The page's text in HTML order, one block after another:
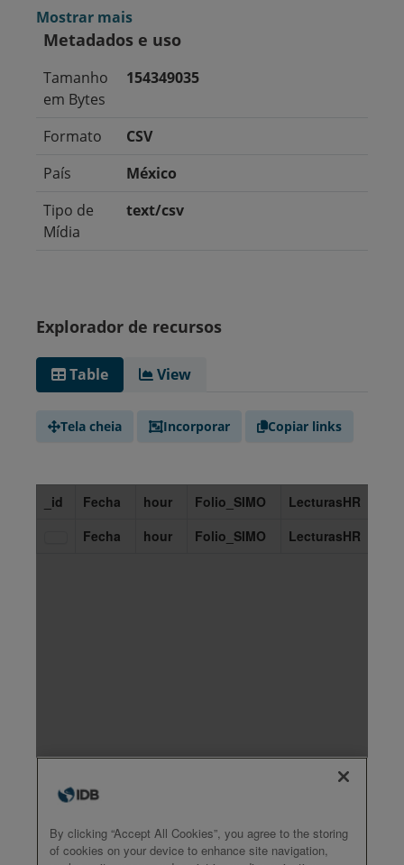
Mostrar mais
Metadados e uso
Tamanho
em Bytes
154349035
Formato
CSV
País
México
Tipo de
Mídia
text/csv
Explorador de recursos
Table View
Tela cheia Incorporar Copiar links